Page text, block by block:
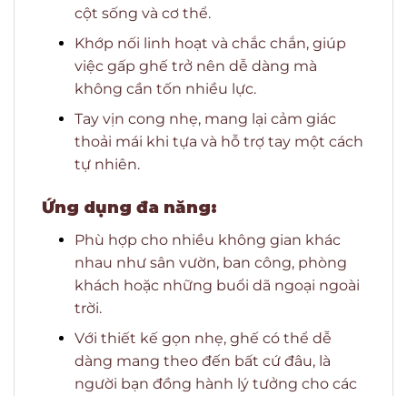
cột sống và cơ thể.
Khớp nối linh hoạt và chắc chắn, giúp
việc gấp ghế trở nên dễ dàng mà
không cần tốn nhiều lực.
Tay vịn cong nhẹ, mang lại cảm giác
thoải mái khi tựa và hỗ trợ tay một cách
tự nhiên.
Ứng dụng đa năng:
Phù hợp cho nhiều không gian khác
nhau như sân vườn, ban công, phòng
khách hoặc những buổi dã ngoại ngoài
trời.
Với thiết kế gọn nhẹ, ghế có thể dễ
dàng mang theo đến bất cứ đâu, là
người bạn đồng hành lý tưởng cho các